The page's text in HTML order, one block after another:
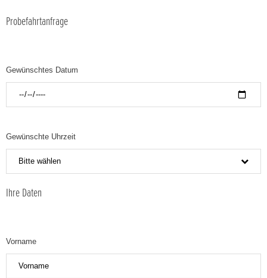
Probefahrtanfrage
Gewünschtes Datum
Gewünschte Uhrzeit
Bitte wählen
Ihre Daten
Vorname